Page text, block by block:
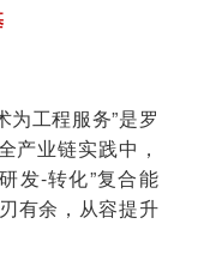
工程服务”是罗
产业链实践中，
发-转化”复合能
有余，从容提升